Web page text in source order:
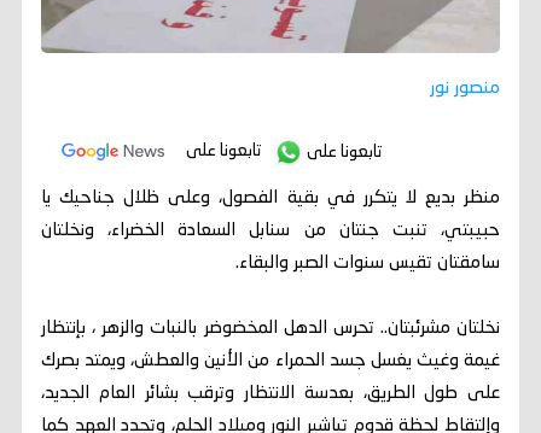
منصور نور
تابعونا على تابعونا على
منظر بديع لا يتكرر في بقية الفصول، وعلى ظلال جناحيك يا
حبيبتي، تنبت جنتان من سنابل السعادة الخضراء، ونخلتان
سامقتان تقيس سنوات الصبر والبقاء.
نخلتان مشرئبتان.. تحرس الدهل المخضوضر بالنبات والزهر ، بإنتظار
غيمة وغيث يغسل جسد الحمراء من الأنين والعطش، ويمتد بصرك
على طول الطريق، بعدسة الانتظار وترقب بشائر العام الجديد،
وإلتقاط لحظة قدوم تباشير النور وميلاد الحلم، وتجدد العهد كما